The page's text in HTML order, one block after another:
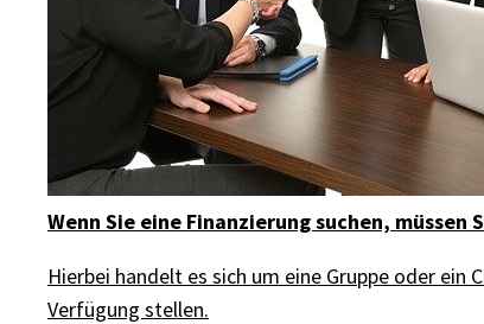
Wenn Sie eine Finanzierung suchen,
Hierbei handelt es sich um eine Gruppe oder
Verfügung stellen.